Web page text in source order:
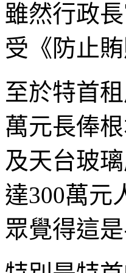
雖然行政
受《防止
至於特首
萬元長俸
及天台玻
達300萬元
眾覺得這